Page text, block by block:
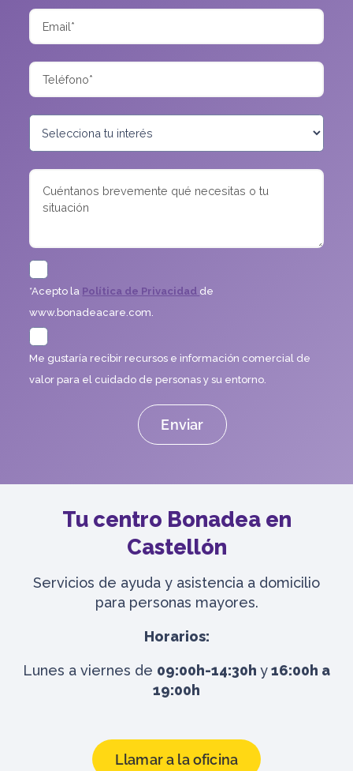
Tu centro Bonadea en
Castellón
Servicios de ayuda y asistencia a domicilio
para personas mayores.
Horarios:
Lunes a viernes de 09:00h-14:30h y16:00h a
19:00h
Llamar a la oficina
*Acepto la Política de Privacidad de
www.bonadeacare.com.
Me gustaría recibir recursos e información comercial de
valor para el cuidado de personas y su entorno.